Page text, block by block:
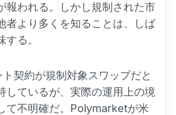
報われる。しかし規制された市
者より多くを知ることは、しば
する。
契約が規制対象スワップだと
しているが、実際の運用上の境
て不明確だ。Polymarketが米